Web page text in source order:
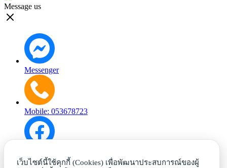
Message us
Messenger
Mobile: 053678723
เว็บไซต์นี้ใช้คุกกี้ (Cookies) เพื่อพัฒนาประสบการณ์ของผู้